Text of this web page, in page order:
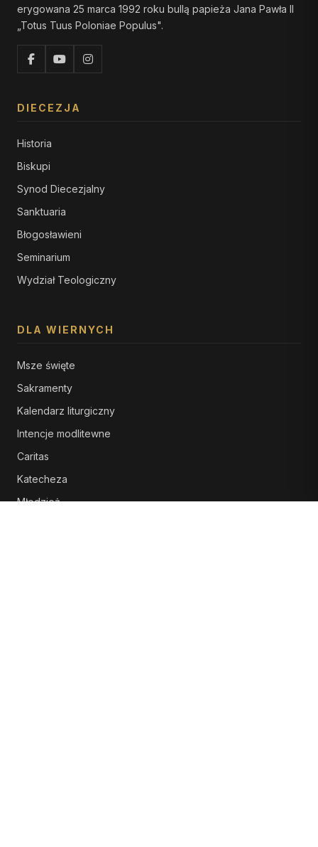
erygowana 25 marca 1992 roku bullą papieża Jana Pawła II
„Totus Tuus Poloniae Populus".
DIECEZJA
Historia
Biskupi
Synod Diecezjalny
Sanktuaria
Błogosławieni
Seminarium
Wydział Teologiczny
DLA WIERNYCH
Msze święte
Sakramenty
Kalendarz liturgiczny
Intencje modlitewne
Caritas
Katecheza
Młodzież